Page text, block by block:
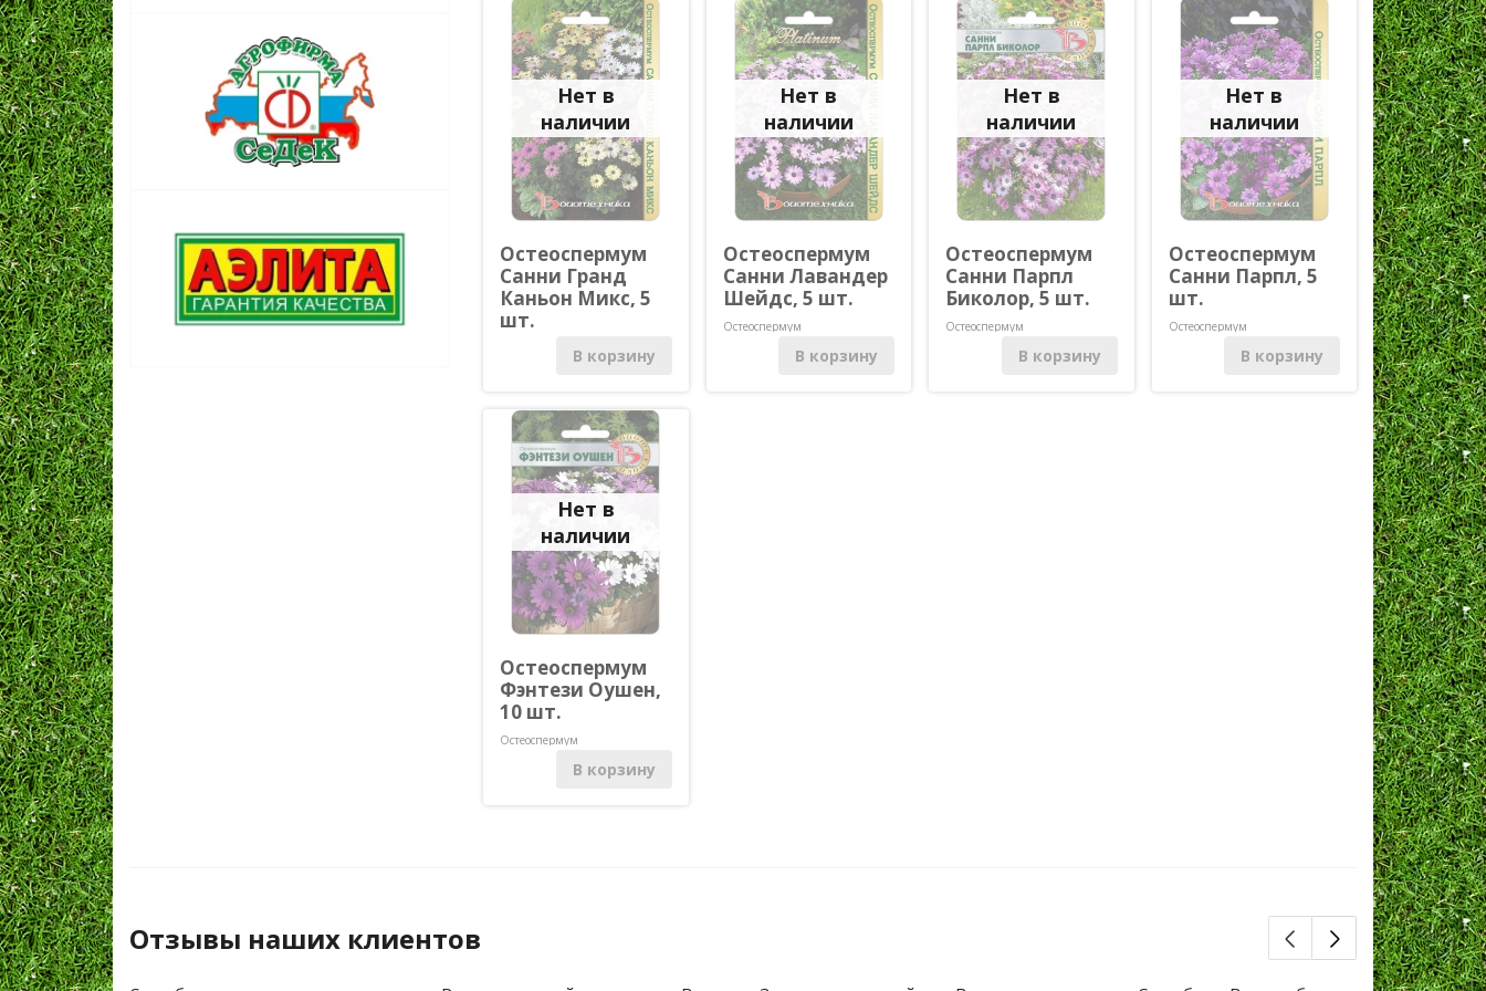
Гиацинтовые бобы
(долихос)
Гилия
Гипсофила однолетняя
Лимнантес
Лобелия
Львиный зев
Пижма
Пиретрум однолетний
(матрикария)
Подсолнечник
однолетний
Череда
Эхиум
Эшшольция
Нет в
наличии
Остеоспермум
Санни Гранд
Каньон Микс, 5
шт.
ОстеоспермумВ корзину
Нет в
наличии
Остеоспермум
Санни Лавандер
Шейдс, 5 шт.
Остеоспермум
В корзину
Нет в
наличии
Остеоспермум
Санни Парпл
Биколор, 5 шт.
Остеоспермум
В корзину
Нет в
наличии
Остеоспермум
Санни Парпл, 5
шт.
Остеоспермум
В корзину
Нет в
наличии
Остеоспермум
Фэнтези Оушен,
10 шт.
Остеоспермум
В корзину
Отзывы наших клиентов